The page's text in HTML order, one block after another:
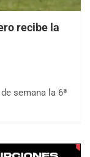
recibe la
semana la 6ª